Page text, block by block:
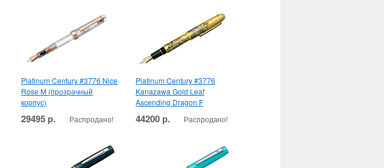
Platinum Century #3776 Nice
Rose M (прозрачный
корпус)
29495 р. Распродано!
Platinum Century #3776
Kanazawa Gold Leaf
Ascending Dragon F
44200 р. Распродано!